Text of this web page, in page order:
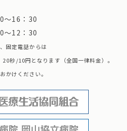
～16：30
：30
固定電話からは
秒/10円となります（全国一律料金）。
かけください。